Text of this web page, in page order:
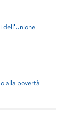
dell'Unione
alla povertà